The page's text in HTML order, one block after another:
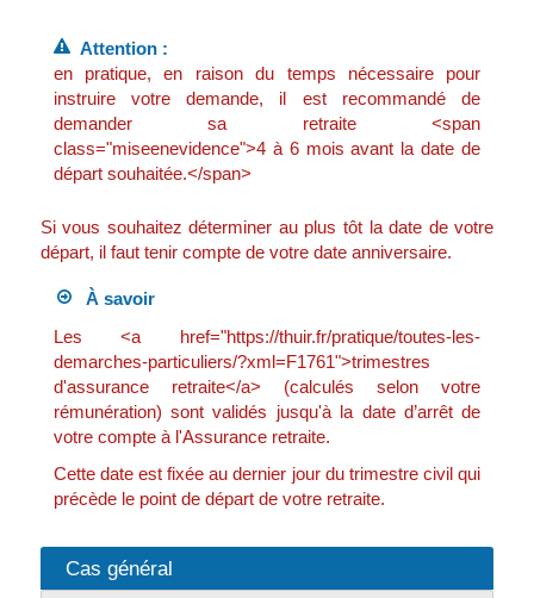
Attention :
en pratique, en raison du temps nécessaire pour
instruire votre demande, il est recommandé de
demander sa retraite <span
class="miseenevidence">4 à 6 mois avant la date de
départ souhaitée.</span>
Si vous souhaitez déterminer au plus tôt la date de votre
départ, il faut tenir compte de votre date anniversaire.
À savoir
Les <a href="https://thuir.fr/pratique/toutes-les-
demarches-particuliers/?xml=F1761">trimestres
d'assurance retraite</a> (calculés selon votre
rémunération) sont validés jusqu'à la date d’arrêt de
votre compte à l'Assurance retraite.
Cette date est fixée au dernier jour du trimestre civil qui
précède le point de départ de votre retraite.
Cas général